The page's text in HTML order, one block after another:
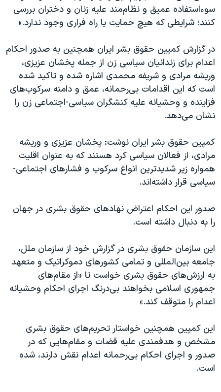
سوءاستفاده عمیق و نظام‌مند علیه زنان و دختران بررسی
کنند؛ شرایطی که هیچ حمایت یا راه فراری وجود ندارد.»
در گزارش کمپین حقوق بشر ایران همچنین به صدور احکام
اعدام برای زندانیان سیاسی زن از جمله پخشان عزیزی،
وریشه مرادی و شریفه محمدی اشاره شده و تاکید شده
است که این اقدامات بی‌رحمانه، عمق و دامنه سرکوب‌های
فزاینده و وحشیانه علیه کنشگران سیاسی-اجتماعی زن را
نشان می‌دهد.
کمپین حقوق بشر ایران نوشت: پخشان عزیزی و وریشه
مرادی، از فعالان سیاسی کرد هستند که به عنوان اقلیت
همواره زیر شدیدترین انواع سرکوب و فشارهای اجتماعی-
سیاسی قرار داشته‌اند.
صدور این احکام اعتراض نهادهای حقوق بشری در جهان
را به دنبال داشته است.
این سازمان حقوق بشری در گزارش خود از سازمان ملل،
جامعه بین‌المللی و تمامی کشورهای دموکراتیک و متعهد
به ارزش‌های حقوق بشری خواست تا «از مقام‌های
جمهوری اسلامی بخواهند بی‌درنگ اجرای احکام وحشیانه
اعدام را متوقف کند.»
این کمپین همچنین خواستار تحریم‌های حقوق بشری
مشخص و هدفمندی علیه قضات و مقام‌هایی که در
صدور و اجرای احکام بی‌رحمانه اعدام نقش دارند، شده
است.